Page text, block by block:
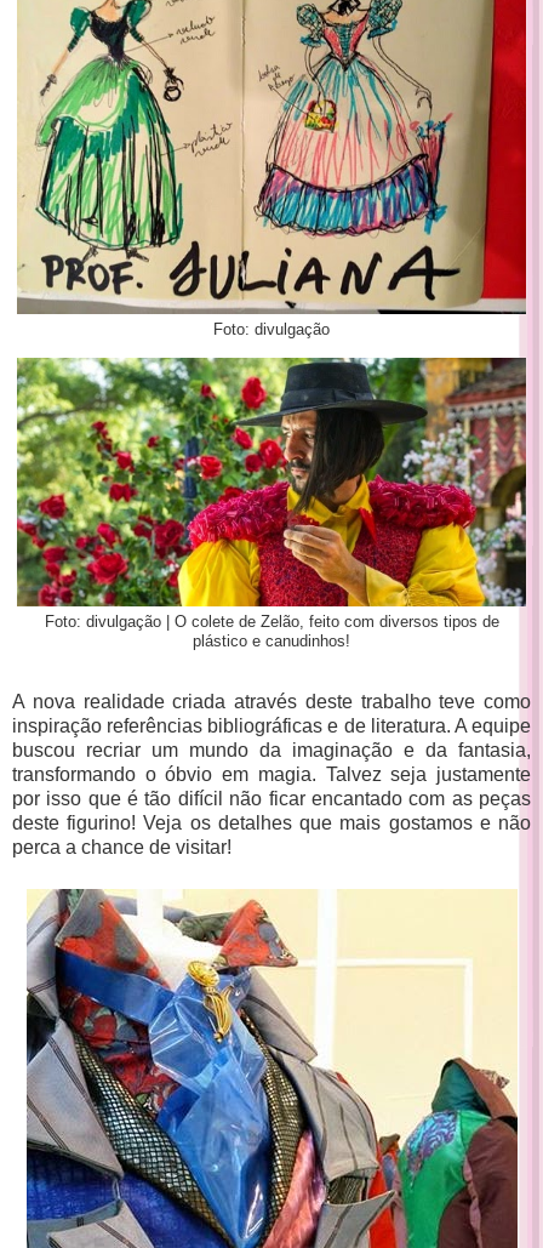
Foto: divulgação
Foto: divulgação | O colete de Zelão, feito com diversos tipos de
plástico e canudinhos!
A nova realidade criada através deste trabalho teve como
inspiração referências bibliográficas e de literatura. A equipe
buscou recriar um mundo da imaginação e da fantasia,
transformando o óbvio em magia. Talvez seja justamente
por isso que é tão difícil não ficar encantado com as peças
deste figurino! Veja os detalhes que mais gostamos e não
perca a chance de visitar!